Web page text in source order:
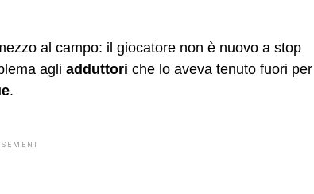
al campo: il giocatore non è nuovo a stop
agli adduttori che lo aveva tenuto fuori per
.